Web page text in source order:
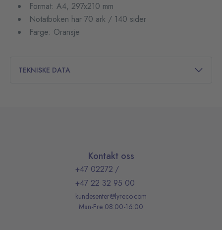
Format: A4, 297x210 mm
Notatboken har 70 ark / 140 sider
Farge: Oransje
TEKNISKE DATA
Kontakt oss
+47 02272 /
+47 22 32 95 00
kundesenter@lyreco.com
Man-Fre 08:00-16:00